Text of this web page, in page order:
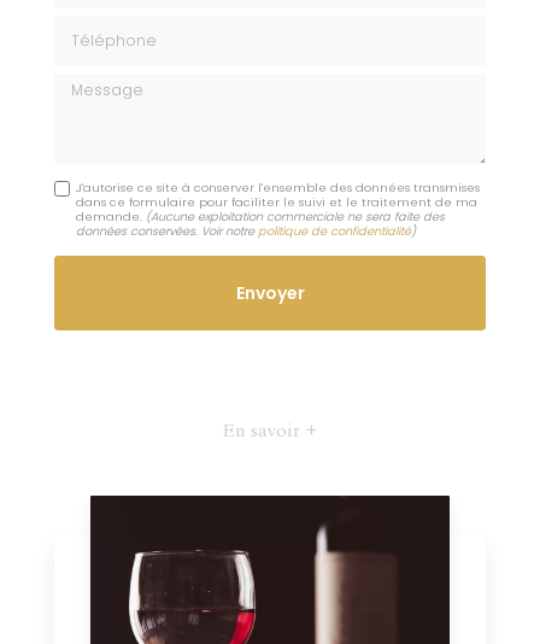
Message
J'autorise ce site à conserver l'ensemble des données transmises
dans ce formulaire pour faciliter le suivi et le traitement de ma
demande. (Aucune exploitation commerciale ne sera faite des
données conservées. Voir notre politique de confidentialité)
En savoir +